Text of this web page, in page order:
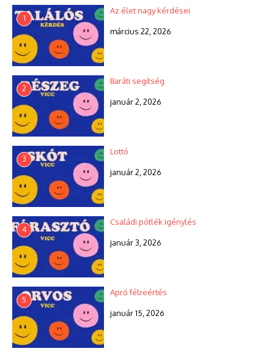
1
Az élet nagy kérdései
március 22, 2026
2
Baráti segítség
január 2, 2026
3
Lottó
január 2, 2026
4
Családi pótlék igénylés
január 3, 2026
5
Apró félreértés
január 15, 2026